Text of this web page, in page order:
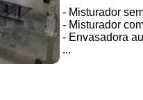
- Misturador
- Misturador
- Envasadora
...